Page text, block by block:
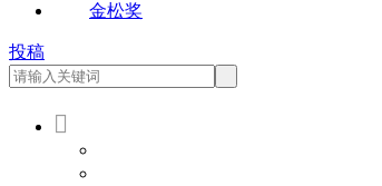
金松奖
投稿
